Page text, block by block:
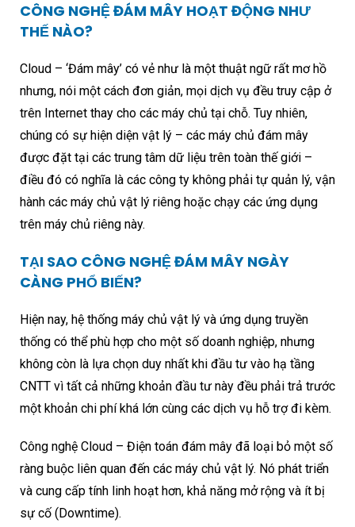
CÔNG NGHỆ ĐÁM MÂY HOẠT ĐỘNG NHƯ
THẾ NÀO?
Cloud – ‘Đám mây’ có vẻ như là một thuật ngữ rất mơ hồ
nhưng, nói một cách đơn giản, mọi dịch vụ đều truy cập ở
trên Internet thay cho các máy chủ tại chỗ. Tuy nhiên,
chúng có sự hiện diện vật lý – các máy chủ đám mây
được đặt tại các trung tâm dữ liệu trên toàn thế giới –
điều đó có nghĩa là các công ty không phải tự quản lý, vận
hành các máy chủ vật lý riêng hoặc chạy các ứng dụng
trên máy chủ riêng này.
TẠI SAO CÔNG NGHỆ ĐÁM MÂY NGÀY
CÀNG PHỔ BIẾN?
Hiện nay, hệ thống máy chủ vật lý và ứng dụng truyền
thống có thể phù hợp cho một số doanh nghiệp, nhưng
không còn là lựa chọn duy nhất khi đầu tư vào hạ tầng
CNTT vì tất cả những khoản đầu tư này đều phải trả trước
một khoản chi phí khá lớn cùng các dịch vụ hỗ trợ đi kèm.
Công nghệ Cloud – Điện toán đám mây đã loại bỏ một số
ràng buộc liên quan đến các máy chủ vật lý. Nó phát triển
và cung cấp tính linh hoạt hơn, khả năng mở rộng và ít bị
sự cố (Downtime).